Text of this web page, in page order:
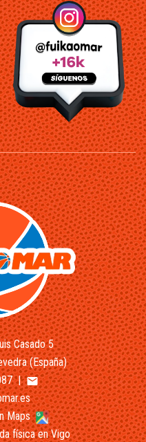
Casado 5
(España)
|email
Maps
física en Vigo